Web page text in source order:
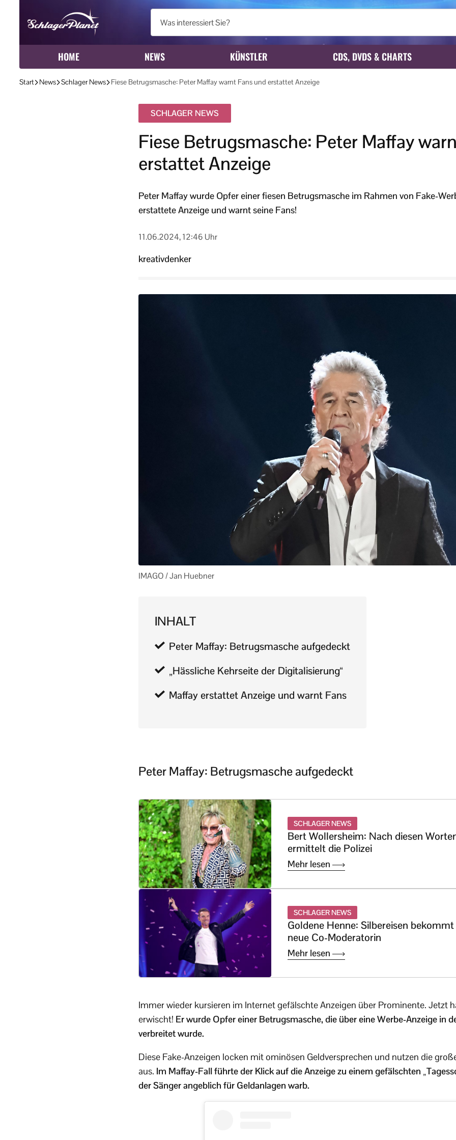
HOME NEWS KÜNSTLER CDS, DVDS & CHARTS
Start News Schlager News Fiese Betrugsmasche: Peter Maffay warnt Fans und erstattet Anzeige
SCHLAGER NEWS
Fiese Betrugsmasche: Peter Maffay
erstattet Anzeige
Peter Maffay wurde Opfer einer fiesen Betrugsmasche im Rahmen von Fake-
erstattete Anzeige und warnt seine Fans!
11.06.2024, 12:46 Uhr
kreativdenker
IMAGO / Jan Huebner
INHALT
Peter Maffay: Betrugsmasche aufgedeckt
„Hässliche Kehrseite der Digitalisierung“
Maffay erstattet Anzeige und warnt Fans
Peter Maffay: Betrugsmasche aufgedeckt
SCHLAGER NEWS
Bert Wollersheim: Nach diesen
ermittelt die Polizei
Mehr lesen
SCHLAGER NEWS
Goldene Henne: Silbereisen bekommt
neue Co-Moderatorin
Mehr lesen
Immer wieder kursieren im Internet gefälschte Anzeigen über Prominente. Jetzt
erwischt! Er wurde Opfer einer Betrugsmasche, die über eine Werbe-Anzeige in
verbreitet wurde.
Diese Fake-Anzeigen locken mit ominösen Geldversprechen und nutzen die
aus. Im Maffay-Fall führte der Klick auf die Anzeige zu einem gefälschten
der Sänger angeblich für Geldanlagen warb.